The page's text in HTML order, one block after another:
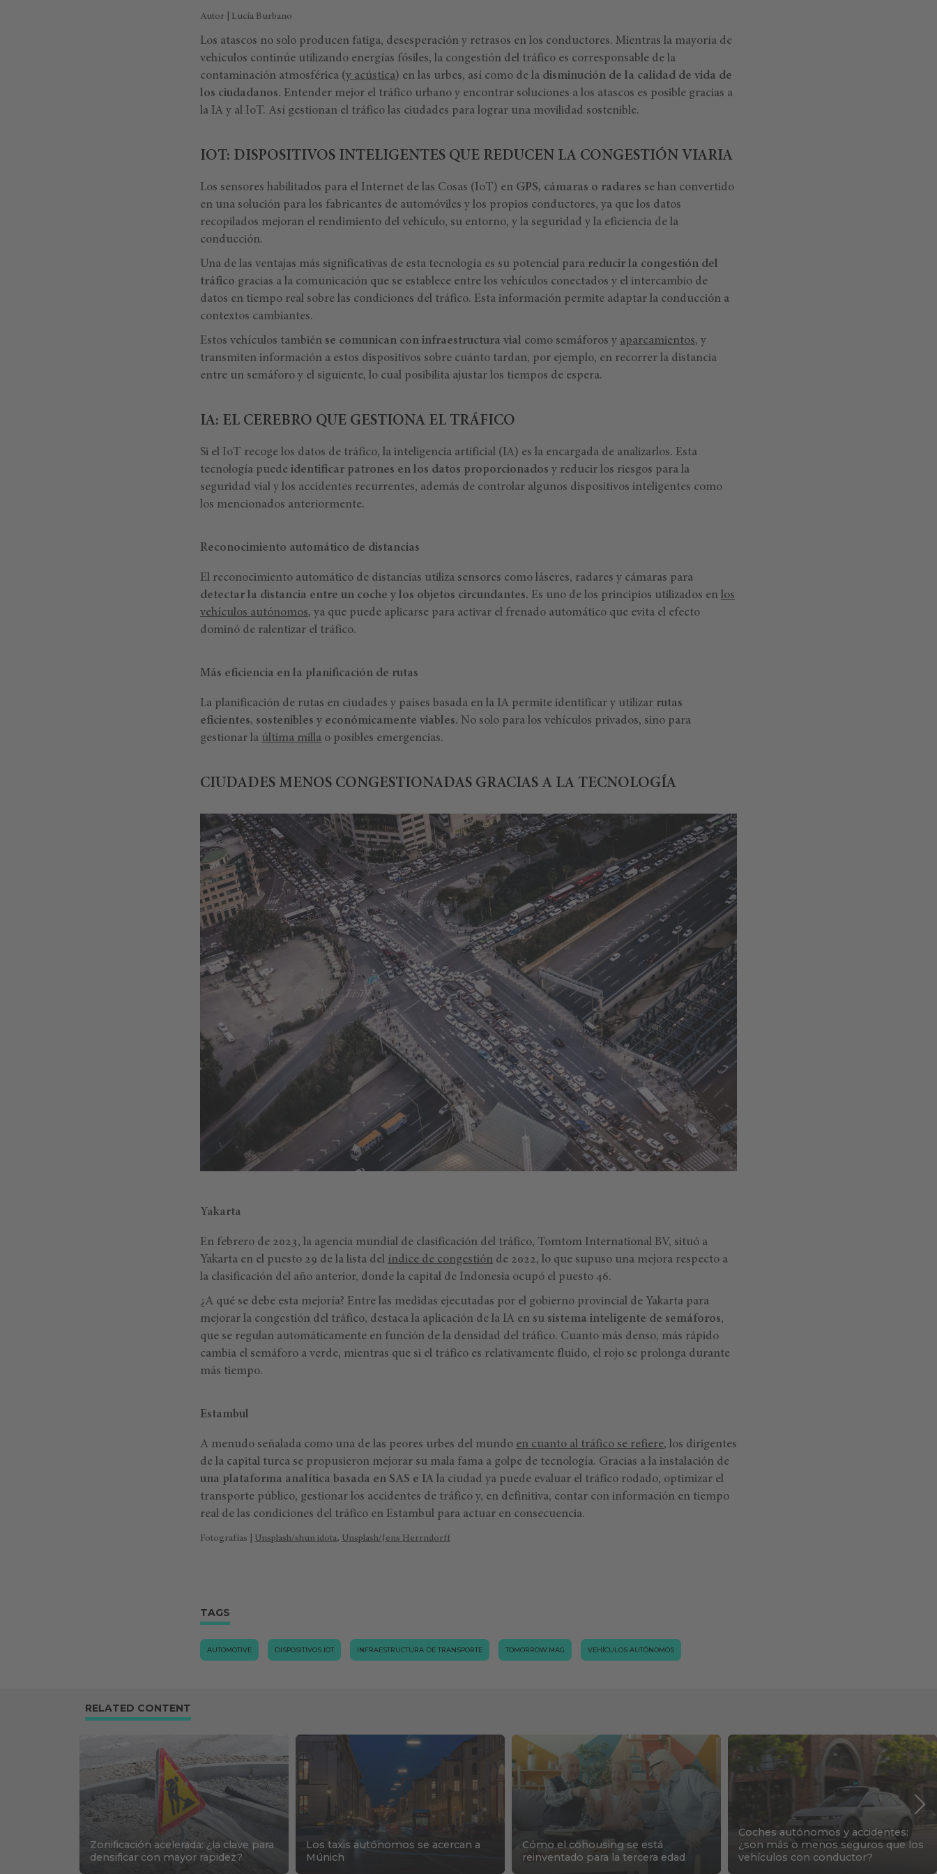
Autor | Lucía Burbano
Los atascos no solo producen fatiga, desesperación y retrasos en los conductores. Mientras la mayoría de
vehículos continúe utilizando energías fósiles, la congestión del tráfico es corresponsable de la
contaminación atmosférica (y acústica) en las urbes, así como de la disminución de la calidad de vida de
los ciudadanos. Entender mejor el tráfico urbano y encontrar soluciones a los atascos es posible gracias a
la IA y al IoT. Así gestionan el tráfico las ciudades para lograr una movilidad sostenible.
IOT: DISPOSITIVOS INTELIGENTES QUE REDUCEN LA CONGESTIÓN VIARIA
Los sensores habilitados para el Internet de las Cosas (IoT) en GPS, cámaras o radares se han convertido
en una solución para los fabricantes de automóviles y los propios conductores, ya que los datos
recopilados mejoran el rendimiento del vehículo, su entorno, y la seguridad y la eficiencia de la
conducción.
Una de las ventajas más significativas de esta tecnología es su potencial para reducir la congestión del
tráfico gracias a la comunicación que se establece entre los vehículos conectados y el intercambio de
datos en tiempo real sobre las condiciones del tráfico. Esta información permite adaptar la conducción a
contextos cambiantes.
Estos vehículos también se comunican con infraestructura vial como semáforos y aparcamientos, y
transmiten información a estos dispositivos sobre cuánto tardan, por ejemplo, en recorrer la distancia
entre un semáforo y el siguiente, lo cual posibilita ajustar los tiempos de espera.
IA: EL CEREBRO QUE GESTIONA EL TRÁFICO
Si el IoT recoge los datos de tráfico, la inteligencia artificial (IA) es la encargada de analizarlos. Esta
tecnología puede identificar patrones en los datos proporcionados y reducir los riesgos para la
seguridad vial y los accidentes recurrentes, además de controlar algunos dispositivos inteligentes como
los mencionados anteriormente.
Reconocimiento automático de distancias
El reconocimiento automático de distancias utiliza sensores como láseres, radares y cámaras para
detectar la distancia entre un coche y los objetos circundantes. Es uno de los principios utilizados en los
vehículos autónomos, ya que puede aplicarse para activar el frenado automático que evita el efecto
dominó de ralentizar el tráfico.
Más eficiencia en la planificación de rutas
La planificación de rutas en ciudades y países basada en la IA permite identificar y utilizar rutas
eficientes, sostenibles y económicamente viables. No solo para los vehículos privados, sino para
gestionar la última milla o posibles emergencias.
CIUDADES MENOS CONGESTIONADAS GRACIAS A LA TECNOLOGÍA
Yakarta
En febrero de 2023, la agencia mundial de clasificación del tráfico, Tomtom International BV, situó a
Yakarta en el puesto 29 de la lista del índice de congestión de 2022, lo que supuso una mejora respecto a
la clasificación del año anterior, donde la capital de Indonesia ocupó el puesto 46.
¿A qué se debe esta mejoría? Entre las medidas ejecutadas por el gobierno provincial de Yakarta para
mejorar la congestión del tráfico, destaca la aplicación de la IA en su sistema inteligente de semáforos,
que se regulan automáticamente en función de la densidad del tráfico. Cuanto más denso, más rápido
cambia el semáforo a verde, mientras que si el tráfico es relativamente fluido, el rojo se prolonga durante
más tiempo.
Estambul
A menudo señalada como una de las peores urbes del mundo en cuanto al tráfico se refiere, los dirigentes
de la capital turca se propusieron mejorar su mala fama a golpe de tecnología. Gracias a la instalación de
una plataforma analítica basada en SAS e IA la ciudad ya puede evaluar el tráfico rodado, optimizar el
transporte público, gestionar los accidentes de tráfico y, en definitiva, contar con información en tiempo
real de las condiciones del tráfico en Estambul para actuar en consecuencia.
Fotografías | Unsplash/shun idota, Unsplash/Jens Herrndorff
TAGS
AUTOMOTIVE DISPOSITIVOS IOT INFRAESTRUCTURA DE TRANSPORTE TOMORROW.MAG VEHÍCULOS AUTÓNOMOS
RELATED CONTENT
Zonificación acelerada: ¿la clave para
densificar con mayor rapidez?
Los taxis autónomos se acercan a
Múnich
Cómo el cohousing se está
reinventado para la tercera edad
Coches autónomos y accidentes:
¿son más o menos seguros que los
vehículos con conductor?